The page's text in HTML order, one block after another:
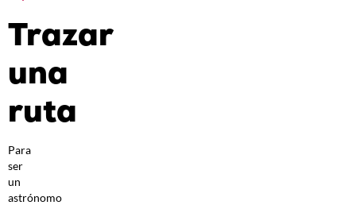
Trazar
una
ruta
Para
ser
un
astrónomo